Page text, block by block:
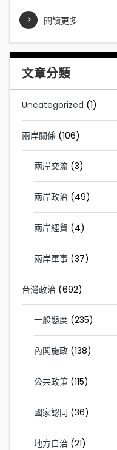
閱讀更多
文章分類
Uncategorized (1)
兩岸關係 (106)
兩岸交流 (3)
兩岸政治 (49)
兩岸經貿 (4)
兩岸軍事 (37)
台灣政治 (692)
一般態度 (235)
內閣施政 (138)
公共政策 (115)
國家認同 (36)
地方自治 (21)